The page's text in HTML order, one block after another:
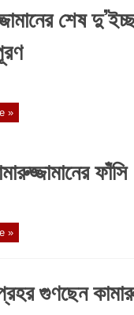
শেষ
»
ফাঁসি
»
গুণছেন